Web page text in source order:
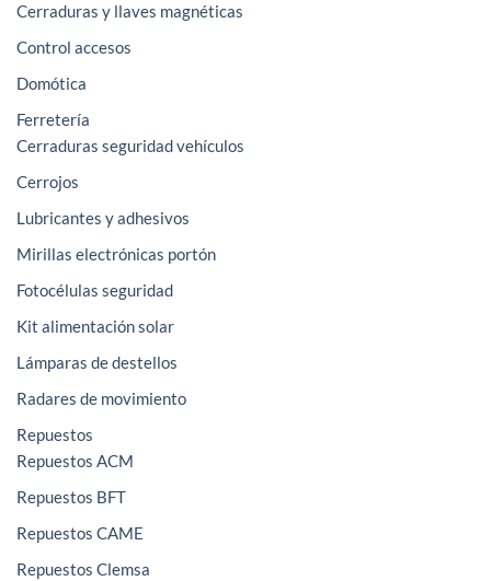
Cerraduras y llaves magnéticas
Control accesos
Domótica
Ferretería
Cerraduras seguridad vehículos
Cerrojos
Lubricantes y adhesivos
Mirillas electrónicas portón
Fotocélulas seguridad
Kit alimentación solar
Lámparas de destellos
Radares de movimiento
Repuestos
Repuestos ACM
Repuestos BFT
Repuestos CAME
Repuestos Clemsa